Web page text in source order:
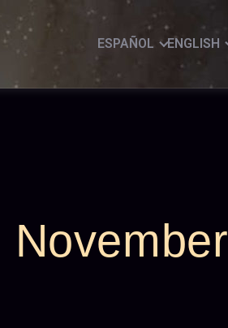
ESPAÑOL ENGLISH
November